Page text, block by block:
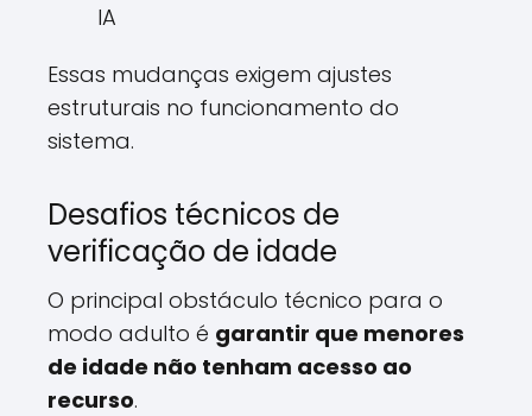
IA
Essas mudanças exigem ajustes
estruturais no funcionamento do
sistema.
Desafios técnicos de
verificação de idade
O principal obstáculo técnico para o
modo adulto é garantir que menores
de idade não tenham acesso ao
recurso.